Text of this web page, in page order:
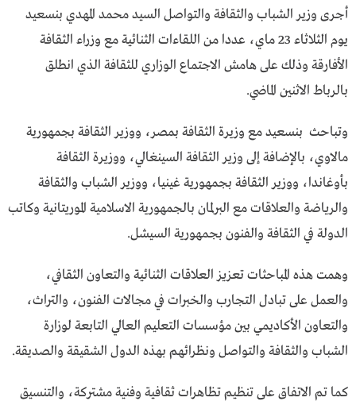
أجرى وزير الشباب والثقافة والتواصل السيد محمد المهدي بنسعيد
يوم الثلاثاء 23 ماي، عددا من اللقاءات الثنائية مع وزراء الثقافة
الأفارقة وذلك على هامش الاجتماع الوزاري للثقافة الذي انطلق
بالرباط الاثنين الماضي.
وتباحث بنسعيد مع وزيرة الثقافة بمصر، ووزير الثقافة بجمهورية
مالاوي، بالإضافة إلى وزير الثقافة السينغالي، ووزيرة الثقافة
بأوغاندا، ووزير الثقافة بجمهورية غينيا، ووزير الشباب والثقافة
والرياضة والعلاقات مع البرلمان بالجمهورية الاسلامية الموريتانية وكاتب
الدولة في الثقافة والفنون بجمهورية السيشل.
وهمت هذه المباحثات تعزيز العلاقات الثنائية والتعاون الثقافي،
والعمل على تبادل التجارب والخبرات في مجالات الفنون، والتراث،
والتعاون الأكاديمي بين مؤسسات التعليم العالي التابعة لوزارة
الشباب والثقافة والتواصل ونظرائهم بهذه الدول الشقيقة والصديقة.
كما تم الاتفاق على تنظيم تظاهرات ثقافية وفنية مشتركة، والتنسيق